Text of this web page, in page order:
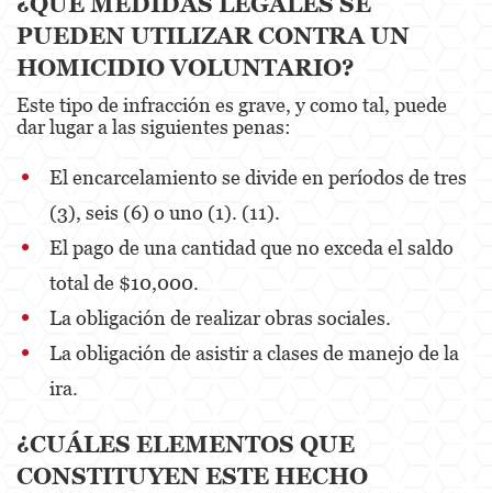
Posesión De Parafernalia De Drogas
Posesión de Sustancias Controladas
Posesión de Sustancias Controladas Para
la Venta
Proposición 36
para la Venta
Delitos de Fraude
Trabajadores
Fraude al Sistema de Salud
PUEDEN UTILIZAR CONTRA UN
HOMICIDIO VOLUNTARIO?
Este tipo de infracción es grave, y como tal, puede
dar lugar a las siguientes penas:
El encarcelamiento se divide en períodos de tres
(3), seis (6) o uno (1). (11).
El pago de una cantidad que no exceda el saldo
total de $10,000.
La obligación de realizar obras sociales.
La obligación de asistir a clases de manejo de la
ira.
¿CUÁLES ELEMENTOS QUE
CONSTITUYEN ESTE HECHO